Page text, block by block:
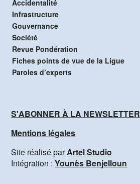
Accidentalité
Infrastructure
Gouvernance
Société
Revue Pondération
Fiches points de vue de la Ligue
Paroles d’experts
S'ABONNER À LA NEWSLETTER
Mentions légales
Site réalisé parArtel Studio
Intégration :Younès Benjelloun